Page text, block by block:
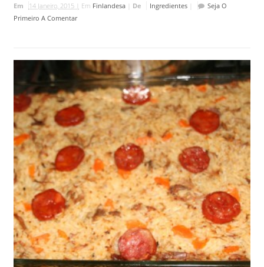
Em 14 Janeiro, 2015 | Em Finlandesa| De Ingredientes|
Seja O
Primeiro A Comentar